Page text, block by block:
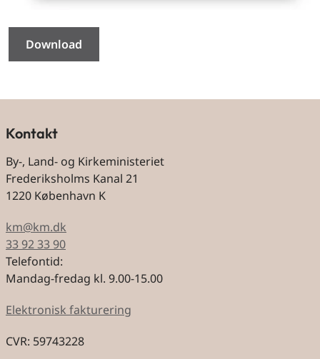
Download
Kontakt
By-, Land- og Kirkeministeriet
Frederiksholms Kanal 21
1220 København K
km@km.dk
33 92 33 90
Telefontid:
Mandag-fredag kl. 9.00-15.00
Elektronisk fakturering
CVR: 59743228